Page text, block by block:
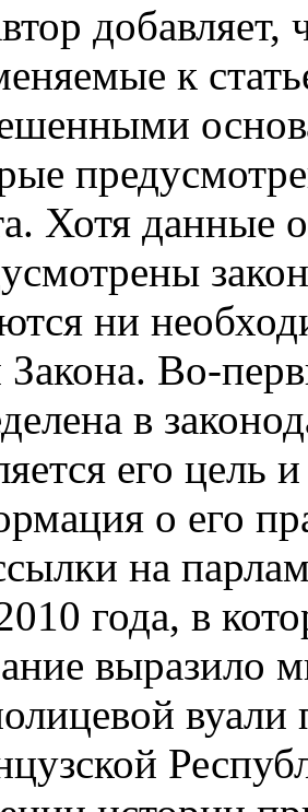
добавляет,
к
Хотя данные
ни
Закона. Во-
в
его цель
о его
на
года, в
выразило